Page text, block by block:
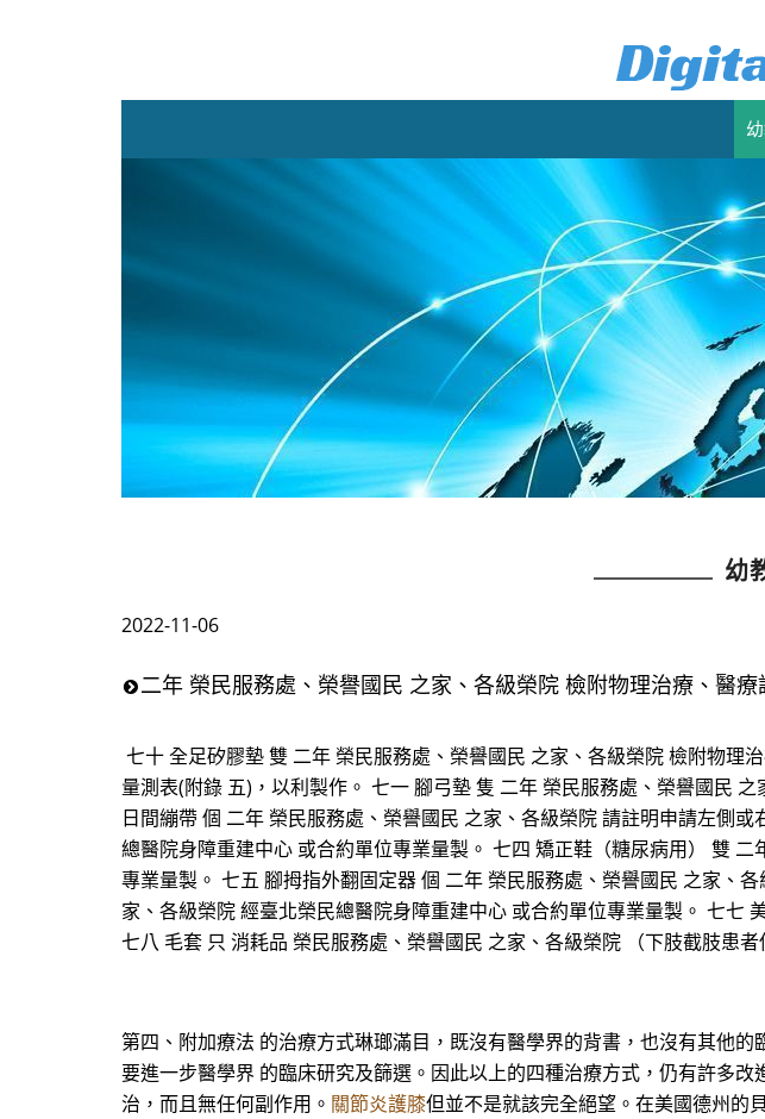
幼
2022-11-06
二年 榮民服務處、榮譽國民 之家、各級榮院 檢附物理治療、醫
七十 全足矽膠墊 雙 二年 榮民服務處、榮譽國民 之家、各級榮院 檢附物理治
量測表(附錄 五)，以利製作。 七一 腳弓墊 隻 二年 榮民服務處、榮譽國民
日間繃帶 個 二年 榮民服務處、榮譽國民 之家、各級榮院 請註明申請左側
總醫院身障重建中心 或合約單位專業量製。 七四 矯正鞋（糖尿病用） 雙
專業量製。 七五 腳拇指外翻固定器 個 二年 榮民服務處、榮譽國民 之家、
家、各級榮院 經臺北榮民總醫院身障重建中心 或合約單位專業量製。 七七
七八 毛套 只 消耗品 榮民服務處、榮譽國民 之家、各級榮院 （下肢截肢患者
第四、附加療法 的治療方式琳瑯滿目，既沒有醫學界的背書，也沒有其他
要進一步醫學界 的臨床研究及篩選。因此以上的四種治療方式，仍有許多
治，而且無任何副作用。 關節炎護膝但並不是就該完全絕望。在美國德州的